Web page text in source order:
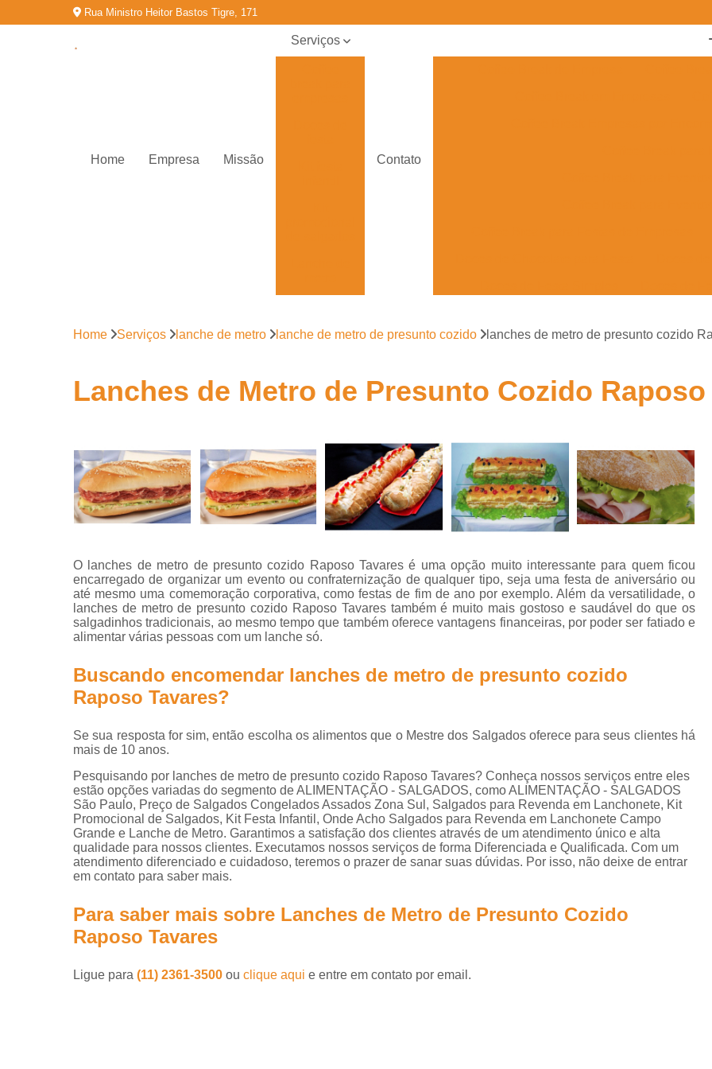
Rua Ministro Heitor Bastos Tigre, 171
Home Empresa Missão
Serviços
Salgados
Salgados
para festa
infantil
Salgados
para
revenda
Contato
Doces para Festa de Debutante
Doces para
Kit Doces Festa Infantil
Kit Doces para
Kit Lanchinho para Festa
Kit Promocional Aniversário Salgados
Kit Promocional de Salgados para
Kit Promocional Festa Salgados
Kit Promocional Salgados Festa Infantil
Kit Promocional Salgados para
Lanche de
Lanche
Salgados Congelados Assados por
Salgados Congelados Festa
Salgados Congelados Fritos por
Salgados Congelados para Festa
Salgados Congelados para Festas por
Salgados de Aniversário Infantil
Home Serviços lanche de metro lanche de metro de presunto cozido lanches de metro de presunto cozido
Lanches de Metro de Presunto Cozido Raposo
O lanches de metro de presunto cozido Raposo Tavares é uma opção muito interessante para quem ficou
encarregado de organizar um evento ou confraternização de qualquer tipo, seja uma festa de aniversário ou
até mesmo uma comemoração corporativa, como festas de fim de ano por exemplo. Além da versatilidade, o
lanches de metro de presunto cozido Raposo Tavares também é muito mais gostoso e saudável do que os
salgadinhos tradicionais, ao mesmo tempo que também oferece vantagens financeiras, por poder ser fatiado e
alimentar várias pessoas com um lanche só.
Buscando encomendar lanches de metro de presunto cozido
Raposo Tavares?
Se sua resposta for sim, então escolha os alimentos que o Mestre dos Salgados oferece para seus clientes há
mais de 10 anos.
Pesquisando por lanches de metro de presunto cozido Raposo Tavares? Conheça nossos serviços entre eles
estão opções variadas do segmento de ALIMENTAÇÃO - SALGADOS, como ALIMENTAÇÃO - SALGADOS
São Paulo, Preço de Salgados Congelados Assados Zona Sul, Salgados para Revenda em Lanchonete, Kit
Promocional de Salgados, Kit Festa Infantil, Onde Acho Salgados para Revenda em Lanchonete Campo
Grande e Lanche de Metro. Garantimos a satisfação dos clientes através de um atendimento único e alta
qualidade para nossos clientes. Executamos nossos serviços de forma Diferenciada e Qualificada. Com um
atendimento diferenciado e cuidadoso, teremos o prazer de sanar suas dúvidas. Por isso, não deixe de entrar
em contato para saber mais.
Para saber mais sobre Lanches de Metro de Presunto Cozido
Raposo Tavares
Ligue para (11) 2361-3500 ou clique aqui e entre em contato por email.